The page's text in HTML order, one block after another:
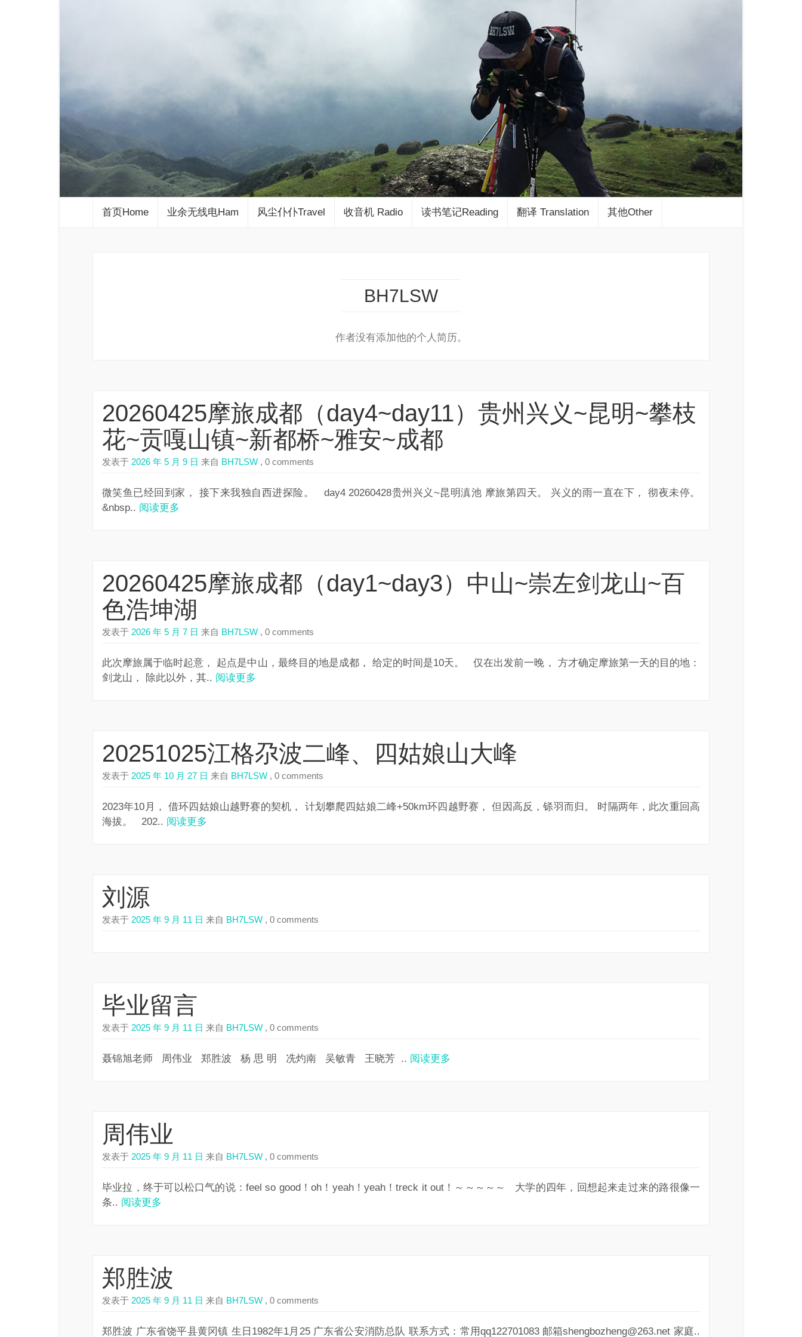
首页Home 业余无线电Ham 风尘仆仆Travel 收音机 Radio 读书笔记Reading 翻译 Translation 其他Other
BH7LSW
作者没有添加他的个人简历。
20260425摩旅成都（day4~day11）贵州兴义~昆明~攀枝
花~贡嘎山镇~新都桥~雅安~成都
发表于 2026 年 5 月 9 日 来自 BH7LSW , 0 comments
微笑鱼已经回到家， 接下来我独自西进探险。 day4 20260428贵州兴义~昆明滇池 摩旅第四天。 兴义的雨一直在下， 彻夜未停。
&nbsp.. 阅读更多
20260425摩旅成都（day1~day3）中山~崇左剑龙山~百
色浩坤湖
发表于 2026 年 5 月 7 日 来自 BH7LSW , 0 comments
此次摩旅属于临时起意， 起点是中山，最终目的地是成都， 给定的时间是10天。 仅在出发前一晚， 方才确定摩旅第一天的目的地：
剑龙山， 除此以外，其.. 阅读更多
20251025江格尕波二峰、四姑娘山大峰
发表于 2025 年 10 月 27 日 来自 BH7LSW , 0 comments
2023年10月， 借环四姑娘山越野赛的契机， 计划攀爬四姑娘二峰+50km环四越野赛， 但因高反，铩羽而归。 时隔两年，此次重回高
海拔。 202.. 阅读更多
刘源
发表于 2025 年 9 月 11 日 来自 BH7LSW , 0 comments
毕业留言
发表于 2025 年 9 月 11 日 来自 BH7LSW , 0 comments
聂锦旭老师 周伟业 郑胜波 杨 思 明 冼灼南 吴敏青 王晓芳 .. 阅读更多
周伟业
发表于 2025 年 9 月 11 日 来自 BH7LSW , 0 comments
毕业拉，终于可以松口气的说：feel so good！oh！yeah！yeah！treck it out！～～～～～ 大学的四年，回想起来走过来的路很像一
条.. 阅读更多
郑胜波
发表于 2025 年 9 月 11 日 来自 BH7LSW , 0 comments
郑胜波 广东省饶平县黄冈镇 生日1982年1月25 广东省公安消防总队 联系方式：常用qq122701083 邮箱shengbozheng@263.net 家庭..